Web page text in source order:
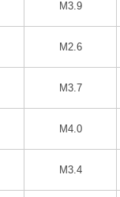
M3.9
M2.6
M3.7
M4.0
M3.4